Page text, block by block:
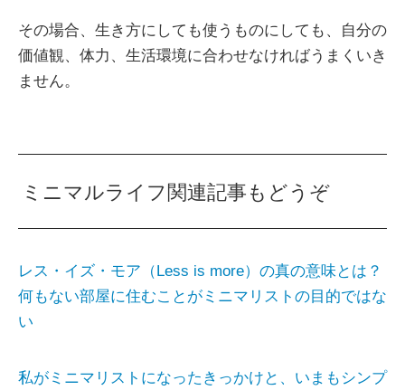
その場合、生き方にしても使うものにしても、自分の
価値観、体力、生活環境に合わせなければうまくいき
ません。
ミニマルライフ関連記事もどうぞ
レス・イズ・モア（Less is more）の真の意味とは？
何もない部屋に住むことがミニマリストの目的ではな
い
私がミニマリストになったきっかけと、いまもシンプ